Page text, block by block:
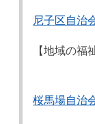
尼子区自治
【地域の福
桜馬場自治